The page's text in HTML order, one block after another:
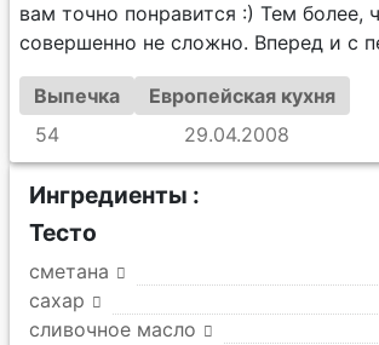
вам точно понравится :) Тем более,
совершенно не сложно. Вперед и с
Выпечка
Европейская кухня
54
29.04.2008
Ингредиенты :
Тесто
сметана
сахар
сливочное масло